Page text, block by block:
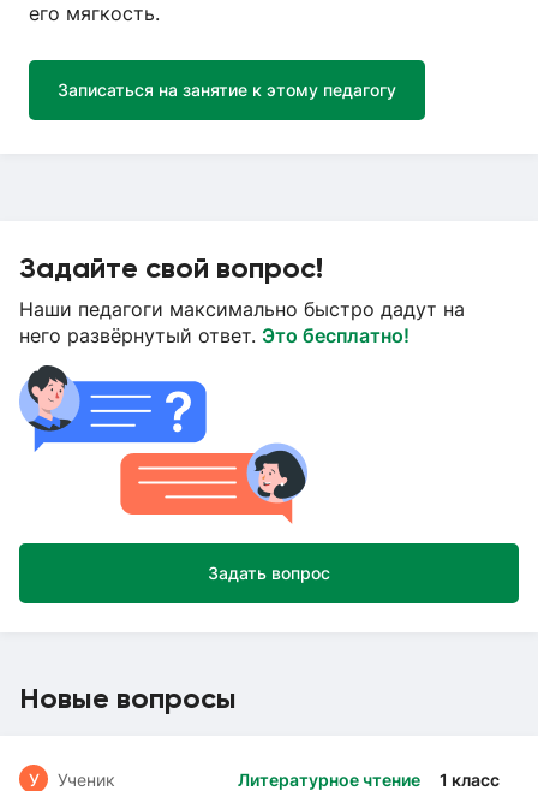
его мягкость.
Записаться на занятие к этому педагогу
Задайте свой вопрос!
Наши педагоги максимально быстро дадут на
него развёрнутый ответ. Это бесплатно!
Задать вопрос
Новые вопросы
Литературное чтение 1 класс
У Ученик